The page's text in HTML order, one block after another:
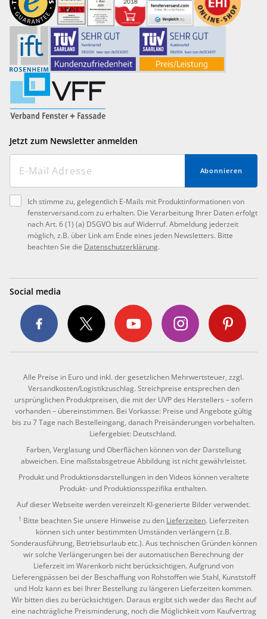
Jetzt zum Newsletter anmelden
Abonnieren
Ich stimme zu, gelegentlich E-Mails mit Produktinformationen von
fensterversand.com zu erhalten. Die Verarbeitung Ihrer Daten erfolgt
nach Art. 6 (1) (a) DSGVO bis auf Widerruf. Abmeldung jederzeit
möglich, z.B. über Link am Ende eines jeden Newsletters. Bitte
beachten Sie die Datenschutzerklärung.
Social media
Alle Preise in Euro und inkl. der gesetzlichen Mehrwertsteuer, zzgl.
Versandkosten/Logistikzuschlag. Streichpreise entsprechen den
ursprünglichen Produktpreisen, die mit der UVP des Herstellers – sofern
vorhanden – übereinstimmen. Bei Vorkasse: Preise und Angebote gültig
bis zu 7 Tage nach Bestelleingang, danach Preisänderungen vorbehalten.
Liefergebiet: Deutschland.
Farben, Verglasung und Oberflächen können von der Darstellung
abweichen. Eine maßstabsgetreue Abbildung ist nicht gewährleistet.
Produkt und Produktionsdarstellungen in den Videos können veraltete
Produkt- und Produktionsspezifika enthalten.
Auf dieser Webseite werden vereinzelt KI-generierte Bilder verwendet.
1 Bitte beachten Sie unsere Hinweise zu den Lieferzeiten. Lieferzeiten
können sich unter bestimmten Umständen verlängern (z.B.
Sonderausführung, Betriebsurlaub etc.). Aus technischen Gründen können
wir solche Verlängerungen bei der automatischen Berechnung der
Lieferzeit im Warenkorb nicht berücksichtigen. Aufgrund von
Lieferengpässen bei der Beschaffung von Rohstoffen wie Stahl, Kunststoff
und Holz kann es bei Ihrer Bestellung zu längeren Lieferzeiten kommen.
Wir bitten dies zu berücksichtigen. Daraus ergibt sich weder das Recht auf
eine nachträgliche Preisminderung, noch die Möglichkeit vom Kaufvertrag